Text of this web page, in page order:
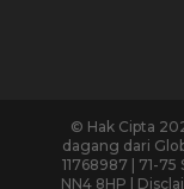
© Hak Cipta
dagang dari
11768987 | 71-
NN4 8HP |